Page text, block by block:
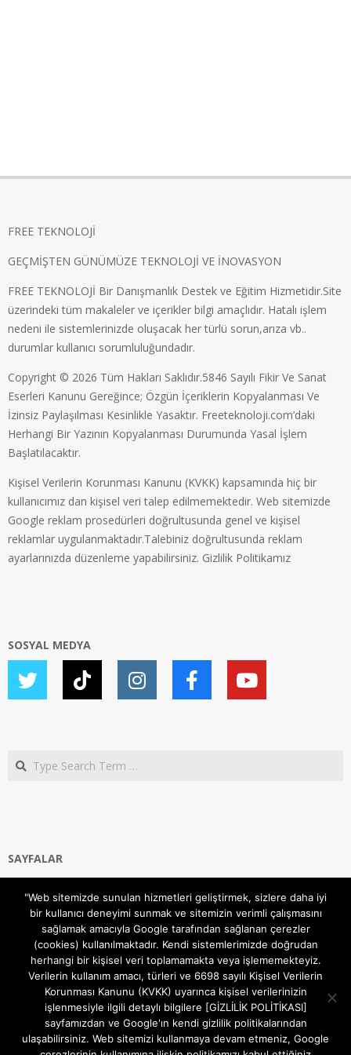
FREE TEKNOLOJİ
GEÇMİŞTEN GÜNÜMÜZE TEKNOLOJİ VE İNOVASYON
FREE TEKNOLOJİ Bir Danışmanlık Destek ve Eğitim Hizmetidir.Site
üzerindeki tüm makaleler ve içerikler bilgi amaçlıdır. Hatalı işlem
nedeni ile sistemlerinizde oluşacak her türlü sorun,arıza vb..
durumlar kullanıcı sorumluluğundadır.
Copyright © 2026 Tüm Hakları Saklıdır.5846 Sayılı Fikir Ve Sanat
Eserleri Kanunu Gereğince; Özgün İçeriklerin Kopyalanması Ve
İzinsiz Paylaşılması Kesinlikle Yasaktır. Freeteknoloji.com’daki
Herhangi Bir Yazının Kopyalanması Durumunda Yasal İşlem
Başlatılacaktır.
Kişisel Verilerin Korunması Kanunu (KVKK) kapsamında hiç bir
kullanıcımız dan kişisel veri talep edilmemektedir. Web sitemizde
Google reklam prosedürleri doğrultusunda genel ve kişisel
reklamlar uygulanmaktadır.Talebiniz doğrultusunda reklam
ayarlarınızda düzenleme yapabilirsiniz. Gizlilik Politikamız
SOSYAL MEDYA
Search
SAYFALAR
Gizlilik ve Çerezler (Cookies) Politikası
Hakkımızda
İletişim Kanalları
MODEM KURULUM
TEKNİK DESTEK
TELEVİZYON SİSTEMLERİ
"Web sitemizde sunulan hizmetleri geliştirmek, sizlere daha iyi
bir kullanıcı deneyimi sunmak ve sitemizin verimli çalışmasını
sağlamak amacıyla Google tarafından sağlanan çerezler
(cookies) kullanılmaktadır. Kendi sistemlerimizde doğrudan
herhangi bir kişisel veri toplamamakta veya işlememekteyiz.
Verilerin kullanım amacı, türleri ve 6698 sayılı Kişisel Verilerin
Korunması Kanunu (KVKK) uyarınca kişisel verilerinizin
işlenmesiyle ilgili detaylı bilgilere [GİZLİLİK POLİTİKASI]
sayfamızdan ve Google'ın kendi gizlilik politikalarından
ulaşabilirsiniz. Web sitemizi kullanmaya devam etmeniz, Google